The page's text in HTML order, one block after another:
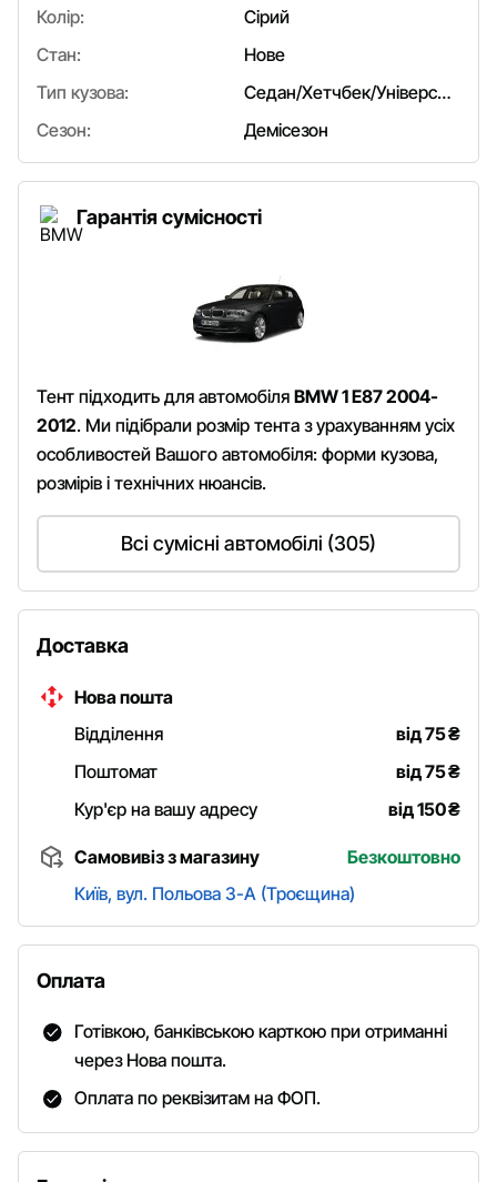
Колір:
Сірий
Стан:
Нове
Тип кузова:
Седан/Хетчбек/Універсал
Сезон:
Демісезон
Гарантія сумісності
Тент підходить для автомобіля BMW 1 E87 2004-
2012. Ми підібрали розмір тента з урахуванням усіх
особливостей Вашого автомобіля: форми кузова,
розмірів і технічних нюансів.
Всі сумісні автомобілі (305)
Доставка
Нова пошта
Відділення
від 75₴
Поштомат
від 75₴
Кур'єр на вашу адресу
від 150₴
Самовивіз з магазину
Безкоштовно
Київ, вул. Польова 3-А (Троєщина)
Оплата
Готівкою, банківською карткою при отриманні
через Нова пошта.
Оплата по реквізитам на ФОП.